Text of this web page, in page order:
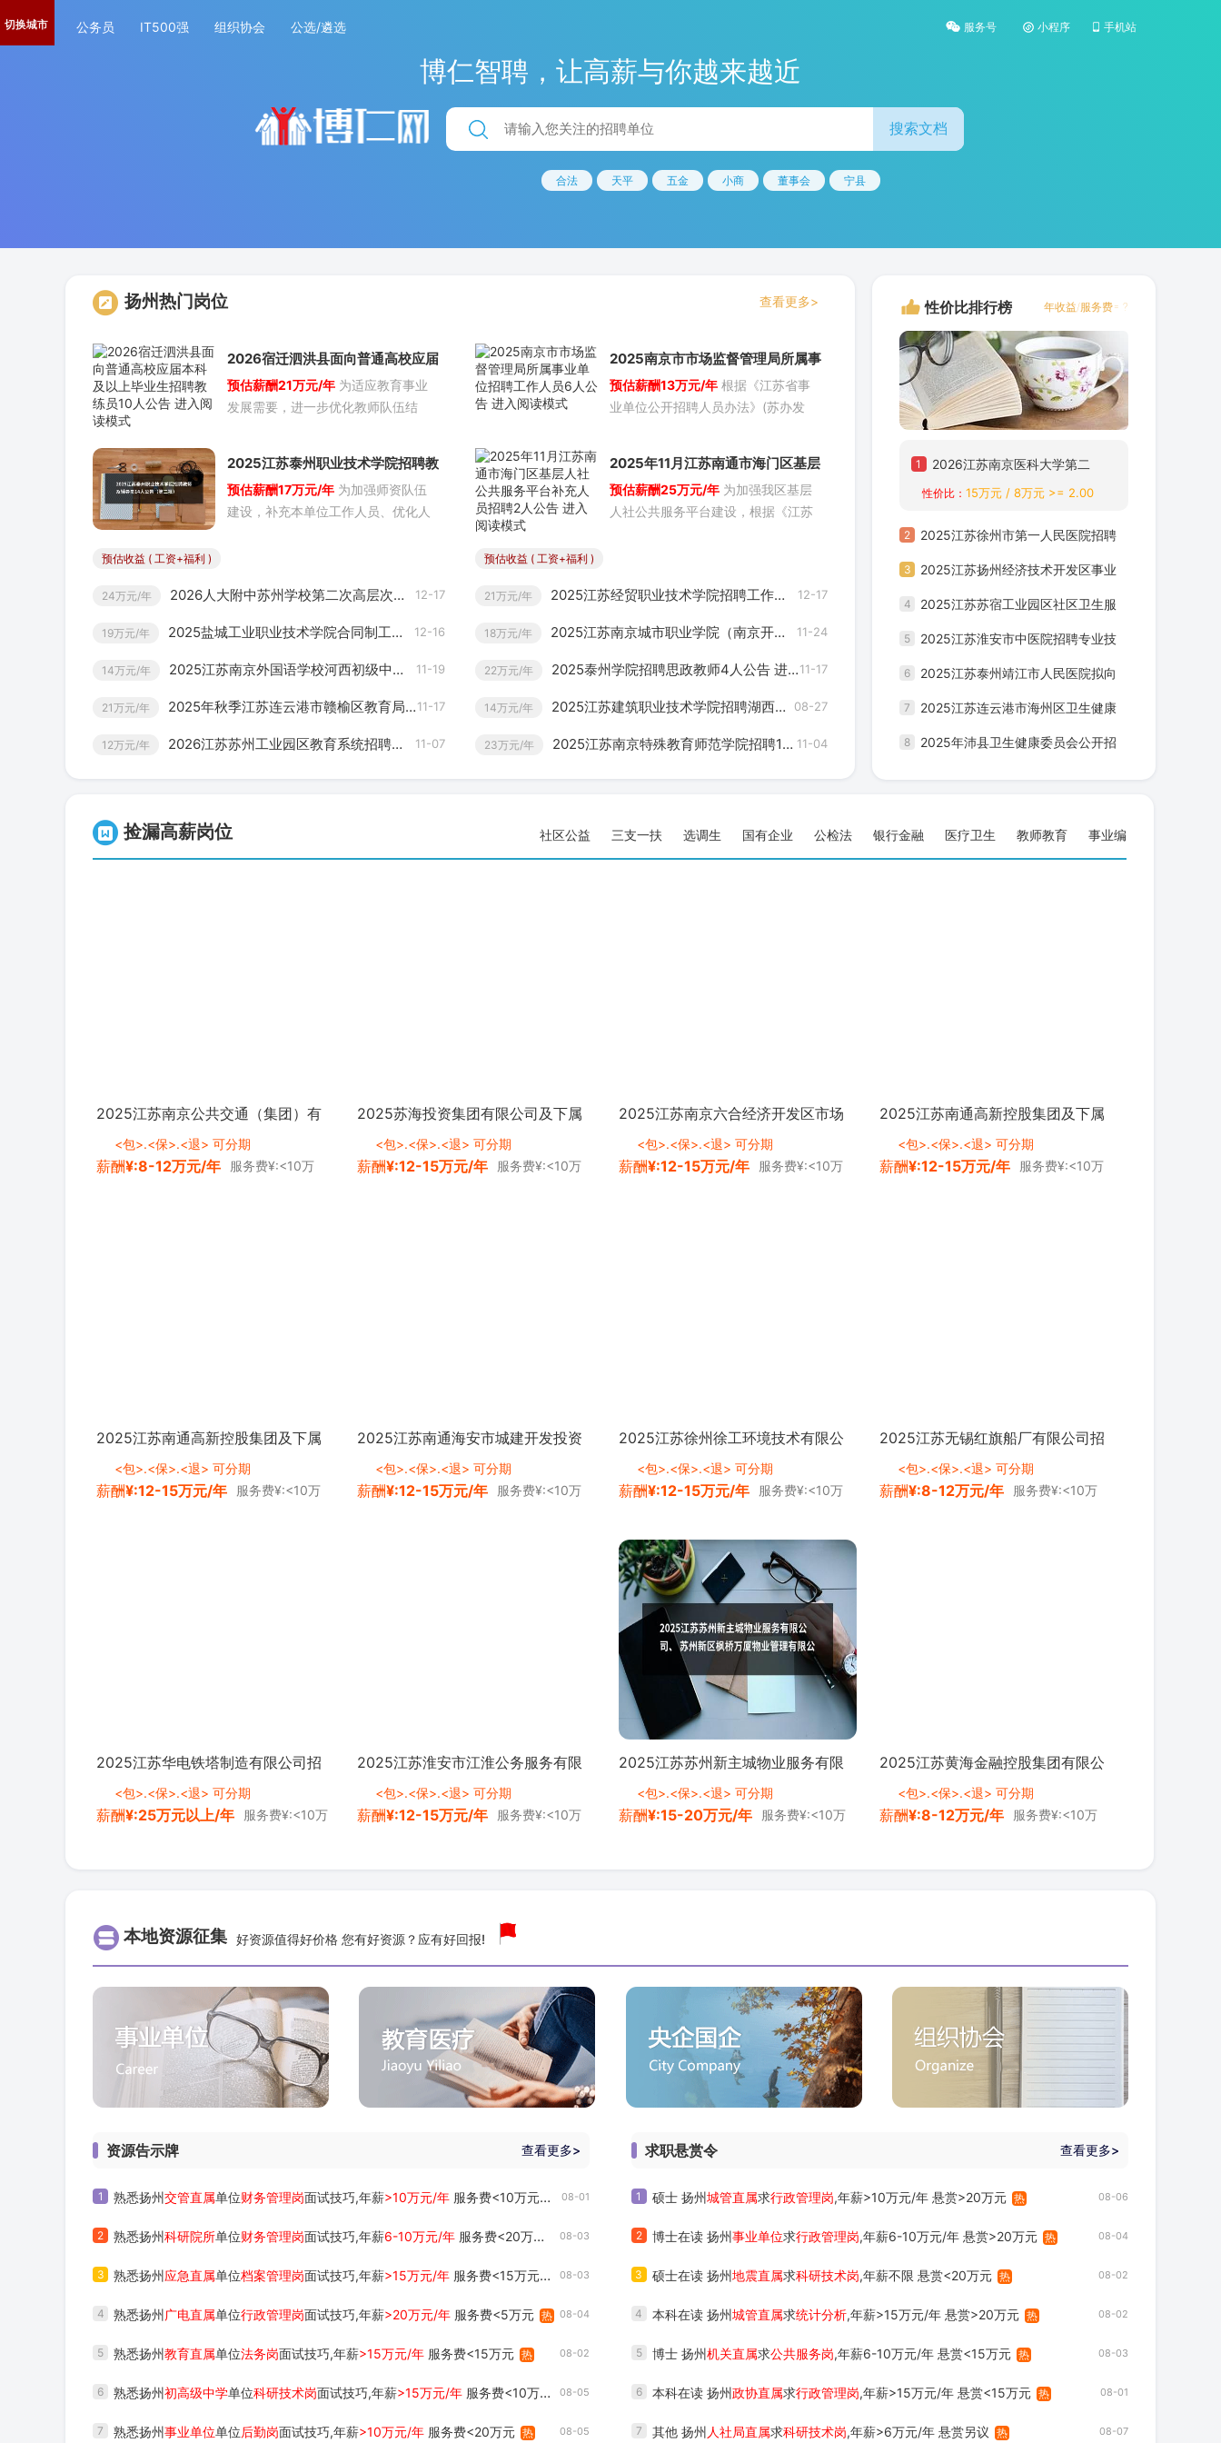
切换城市 公务员 IT500强 组织协会 公选/遴选 手机站
小程序
服务号
博仁智聘，让高薪与你越来越近
合法 天平 五金 小商 董事会 宁县
扬州热门岗位 查看更多>
2026宿迁泗洪县面向普通高校应届
本科及以上毕业生招聘教练员10人
预估薪酬21万元/年 为适应教育事业
发展需要，进一步优化教师队伍结
下属事业单位教练员(正式事业编
制)10名。现将有关事项公告如下：
一、江苏泗洪及教育概况江苏省泗洪
2025南京市市场监督管理局所属事
业单位招聘工作人员6人公告 进入
预估薪酬13万元/年根据《江苏省事
业单位公开招聘人员办法》(苏办发
场监督管理局下属事业单位面向社会
公开招聘6名编制内工作人员，工作岗
位均为专业技术岗。现将有关事项公
2025江苏泰州职业技术学院招聘教
师及辅导员14人公告（第二批） 进
预估薪酬17万元/年 为加强师资队伍
建设，补充本单位工作人员、优化人
文件精神，决定面向社会公开招聘教
将有关事项公布如下：一、招聘岗位
及
2025年11月江苏南通市海门区基层
人社公共服务平台补充人员招聘2
预估薪酬25万元/年为加强我区基层
人社公共服务平台建设，根据《江苏
下：一、招录岗位及人数基层人社公
村(社区)2个。二、招录对象及条
预估收益 ( 工资+福利 ) 预估收益 ( 工资+福利 )
24万元/年 12-17
2026人大附中苏州学校第二次高层次优秀毕业生招聘20人公告 进入阅读模式 21万元/年 12-17
2025江苏经贸职业技术学院招聘工作人员26人公告（第二批） 进入阅读模式
19万元/年 12-16
2025盐城工业职业技术学院合同制工作人员招聘5人公告（二） 进入阅读模式 18万元/年 11-24
2025江苏南京城市职业学院（南京开放大学）招聘12人公告 进入阅读模式
14万元/年 11-19
2025江苏南京外国语学校河西初级中学招聘编外心理教师1人公告 进入阅读模式 22万元/年 11-17
2025泰州学院招聘思政教师4人公告 进入阅读模式
21万元/年 11-17
2025年秋季江苏连云港市赣榆区教育局所属学校第二次赴高校招聘高层次人才60人公告 进入阅读模式 14万元/年 08-27
2025江苏建筑职业技术学院招聘湖西校区工作人员2人公告 进入阅读模式
12万元/年 11-07
2026江苏苏州工业园区教育系统招聘优秀毕业生98人公告 进入阅读模式 23万元/年 11-04
2025江苏南京特殊教育师范学院招聘12人公告 进入阅读模式
性价比排行榜 年收益/服务费= ?
1 2026江苏南京医科大学第二
附属医院博士专项招聘23人
公告 进入阅读模式
性价比： 15万元 / 8万元 >= 2.00
2 2025江苏徐州市第一人民医院招聘
在编医务人员21人（第二批）公告
进入阅读模式
3 2025江苏扬州经济技术开发区事业
单位招聘卫生紧缺专业人才笔试考前
提醒 进入阅读模式
4 2025江苏苏宿工业园区社区卫生服
务中心招聘合同制人员笔试通知 进
入阅读模式
5 2025江苏淮安市中医院招聘专业技
术人员14人公告 进入阅读模式
6 2025江苏泰州靖江市人民医院拟向
社会招聘临时工6人公告 进入阅读模
式
7 2025江苏连云港市海州区卫生健康
委员会所属事业单位第二次招聘编制
内卫生专业技术人员23人公告 进入
8 2025年沛县卫生健康委员会公开招
聘编制卫生专业技术人员26人公告
捡漏高薪岗位 事业编
教师教育
医疗卫生
银行金融
公检法
国有企业
选调生
三支一扶
社区公益
2025江苏南京公共交通（集团）有
限公司招聘2人公告 <a
class="zg_ydmsfh">进
<包>.<保>.<退> 可分期
薪酬¥:8-12万元/年 服务费¥:<10万
2025苏海投资集团有限公司及下属
子公司招聘工作人员57人公告 <a
class="zg_ydmsfh"
<包>.<保>.<退> 可分期
薪酬¥:12-15万元/年 服务费¥:<10万
2025江苏南京六合经济开发区市场
化招聘子公司相关负责人3人公告 <a
class="zg_ydmsfh"
<包>.<保>.<退> 可分期
薪酬¥:12-15万元/年 服务费¥:<10万
2025江苏南通高新控股集团及下属
子企业劳务派遣制人员招聘8人公告
<a class="zg_ydmsfh&quo
<包>.<保>.<退> 可分期
薪酬¥:12-15万元/年 服务费¥:<10万
2025江苏南通高新控股集团及下属
子企业招聘8人公告 <a
class="zg_ydmsfh">进
<包>.<保>.<退> 可分期
薪酬¥:12-15万元/年 服务费¥:<10万
2025江苏南通海安市城建开发投资
集团有限公司招聘国有企业人员9人
公告 <a class="zg_ydmsfh&q
<包>.<保>.<退> 可分期
薪酬¥:12-15万元/年 服务费¥:<10万
2025江苏徐州徐工环境技术有限公
司招聘47人公告 <a
class="zg_ydmsfh">进入
<包>.<保>.<退> 可分期
薪酬¥:12-15万元/年 服务费¥:<10万
2025江苏无锡红旗船厂有限公司招
聘11人公告 <a class="zg_ydmsfh">
进入阅读
<包>.<保>.<退> 可分期
薪酬¥:8-12万元/年 服务费¥:<10万
2025江苏华电铁塔制造有限公司招
聘30人公告 <a
class="zg_ydmsfh">进入阅读
<包>.<保>.<退> 可分期
薪酬¥:25万元以上/年 服务费¥:<10万
2025江苏淮安市江淮公务服务有限
公司招聘司勤人员6人公告 <a
class="zg_ydmsfh"&g
<包>.<保>.<退> 可分期
薪酬¥:12-15万元/年 服务费¥:<10万
2025江苏苏州新主城物业服务有限
公司、 苏州新区枫桥万厦物业管理有
限公司招聘5人公告 <a class="zg_
<包>.<保>.<退> 可分期
薪酬¥:15-20万元/年 服务费¥:<10万
2025江苏黄海金融控股集团有限公
司员工招聘15人公告 <a
class="zg_ydmsfh">
<包>.<保>.<退> 可分期
薪酬¥:8-12万元/年 服务费¥:<10万
本地资源征集 好资源值得好价格 您有好资源？应有好回报!
资源告示牌 查看更多>
1 08-01
熟悉扬州交管直属单位财务管理岗面试技巧,年薪>10万元/年 服务费<10万元 热
2 08-03
熟悉扬州科研院所单位财务管理岗面试技巧,年薪6-10万元/年 服务费<20万元 热
3 08-03
熟悉扬州应急直属单位档案管理岗面试技巧,年薪>15万元/年 服务费<15万元 热
4 08-04
熟悉扬州广电直属单位行政管理岗面试技巧,年薪>20万元/年 服务费<5万元 热
5 08-02
熟悉扬州教育直属单位法务岗面试技巧,年薪>15万元/年 服务费<15万元 热
6 08-05
熟悉扬州初高级中学单位科研技术岗面试技巧,年薪>15万元/年 服务费<10万元 热
7 08-05
熟悉扬州事业单位单位后勤岗面试技巧,年薪>10万元/年 服务费<20万元 热
求职悬赏令 查看更多>
1 08-06
硕士 扬州城管直属求行政管理岗,年薪>10万元/年 悬赏>20万元 热
2 08-04
博士在读 扬州事业单位求行政管理岗,年薪6-10万元/年 悬赏>20万元 热
3 08-02
硕士在读 扬州地震直属求科研技术岗,年薪不限 悬赏<20万元 热
4 08-02
本科在读 扬州城管直属求统计分析,年薪>15万元/年 悬赏>20万元 热
5 08-03
博士 扬州机关直属求公共服务岗,年薪6-10万元/年 悬赏<15万元 热
6 08-01
本科在读 扬州政协直属求行政管理岗,年薪>15万元/年 悬赏<15万元 热
7 08-07
其他 扬州 人社局直属求科研技术岗,年薪>6万元/年 悬赏另议 热